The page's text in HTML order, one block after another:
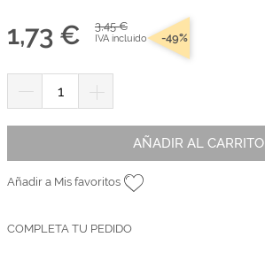
1,73 € 3,45 €
IVA incluido -49%
AÑADIR AL CARRITO
Añadir a Mis favoritos
COMPLETA TU PEDIDO